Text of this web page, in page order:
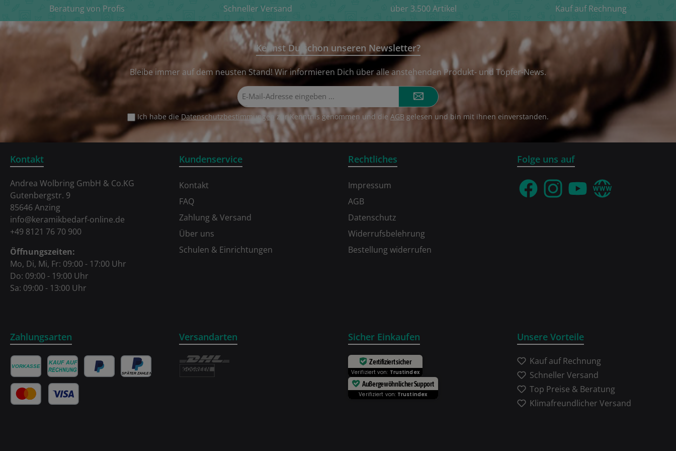
Beratung von Profis Schneller Versand über 3.500 Artikel Kauf auf Rechnung
Kennst Du schon unseren Newsletter?
Bleibe immer auf dem neusten Stand! Wir informieren Dich über alle anstehenden Produkt- und Töpfer-News.
Mail-
Adresse*
Ich habe die Datenschutzbestimmungen zur Kenntnis genommen und die AGB gelesen und bin mit ihnen einverstanden.
Kundenservice
Kontakt
FAQ
Zahlung & Versand
Über uns
Schulen & Einrichtungen
Rechtliches
Impressum
AGB
Datenschutz
Widerrufsbelehrung
Bestellung widerrufen
Kontakt
Andrea Wolbring GmbH & Co.KG
Gutenbergstr. 9
85646 Anzing
info@keramikbedarf-online.de
+49 8121 76 70 900
Öffnungszeiten:
Mo, Di, Mi, Fr: 09:00 - 17:00 Uhr
Do: 09:00 - 19:00 Uhr
Sa: 09:00 - 13:00 Uhr
Zahlungsarten Versandarten Sicher Einkaufen
Zertifiziert sicher
Verifiziert von: Trustindex
Außergewöhnlicher Support
Verifiziert von: Trustindex
Folge uns auf
FacebookInstagramYouTubeWebseite
Unsere Vorteile
Kauf auf Rechnung
Schneller Versand
Top Preise & Beratung
Klimafreundlicher Versand